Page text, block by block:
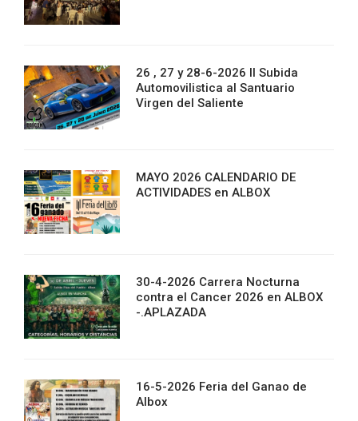
26 , 27 y 28-6-2026 II Subida
Automovilistica al Santuario
Virgen del Saliente
MAYO 2026 CALENDARIO DE
ACTIVIDADES en ALBOX
30-4-2026 Carrera Nocturna
contra el Cancer 2026 en ALBOX
-.APLAZADA
16-5-2026 Feria del Ganao de
Albox